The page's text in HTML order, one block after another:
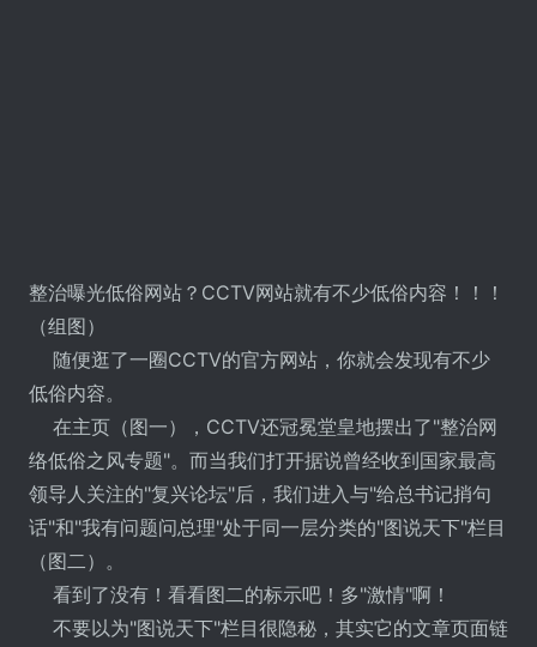
整治曝光低俗网站？CCTV网站就有不少低俗内容！！！
（组图）
随便逛了一圈CCTV的官方网站，你就会发现有不少
低俗内容。
在主页（图一），CCTV还冠冕堂皇地摆出了"整治网
络低俗之风专题"。而当我们打开据说曾经收到国家最高
领导人关注的"复兴论坛"后，我们进入与"给总书记捎句
话"和"我有问题问总理"处于同一层分类的"图说天下"栏目
（图二）。
看到了没有！看看图二的标示吧！多"激情"啊！
不要以为"图说天下"栏目很隐秘，其实它的文章页面链